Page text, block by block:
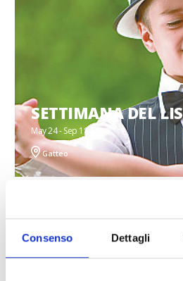
Consenso Dettagli
SETTIMANA DEL
May 24 - Sep 18 2026
Gatteo